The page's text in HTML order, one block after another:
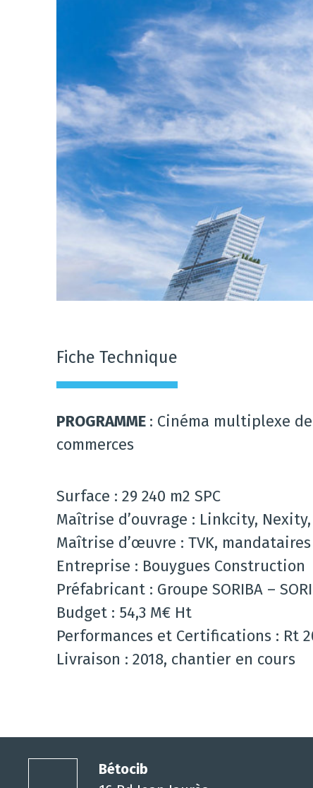
Fiche Technique
PROGRAMME : Cinéma multiplexe
commerces
Surface : 29 240 m2 SPC
Maîtrise d’ouvrage : Linkcity, Nexity,
Maîtrise d’œuvre : TVK,
Entreprise : Bouygues Construction
Préfabricant : Groupe SORIBA –
Budget : 54,3 M€ Ht
Performances et Certifications : Rt
Livraison : 2018, chantier en cours
Bétocib